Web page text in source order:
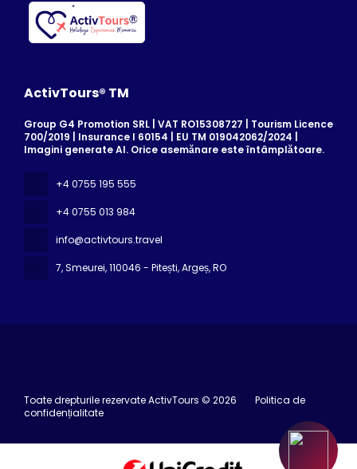
ActivTours® TM
Group G4 Promotion SRL | VAT RO15308727 | Tourism Licence
700/2019 | Insurance I 60154 | EU TM 019042062/2024 |
Imagini generate AI. Orice asemănare este întâmplătoare.
+4 0755 195 555
+4 0755 013 984
info@activtours.travel
7, Smeurei, 110046 - Pitești, Argeș, RO
Toate drepturile rezervate ActivTours © 2026
Politica de
confidențialitate